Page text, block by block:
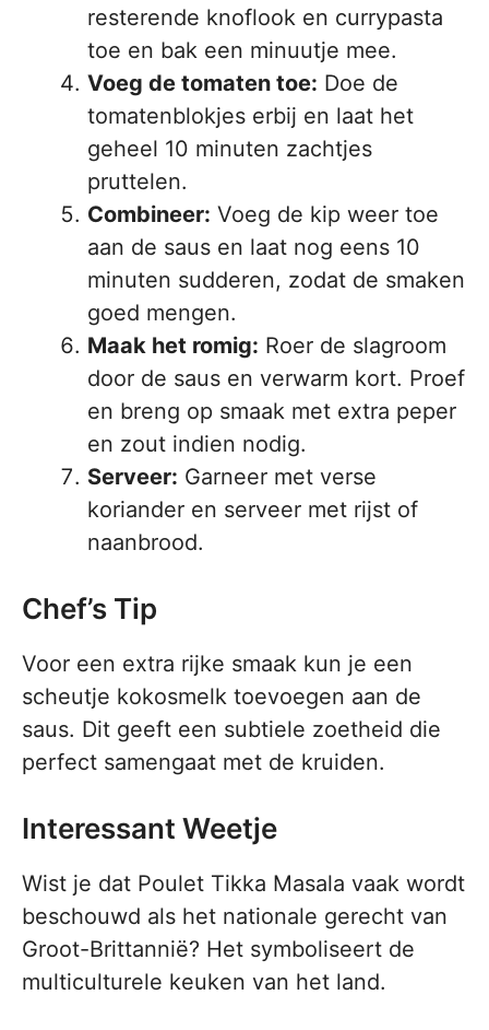
resterende knoflook en currypasta
toe en bak een minuutje mee.
Voeg de tomaten toe: Doe de
tomatenblokjes erbij en laat het
geheel 10 minuten zachtjes
pruttelen.
Combineer: Voeg de kip weer toe
aan de saus en laat nog eens 10
minuten sudderen, zodat de smaken
goed mengen.
Maak het romig: Roer de slagroom
door de saus en verwarm kort. Proef
en breng op smaak met extra peper
en zout indien nodig.
Serveer: Garneer met verse
koriander en serveer met rijst of
naanbrood.
Chef’s Tip
Voor een extra rijke smaak kun je een
scheutje kokosmelk toevoegen aan de
saus. Dit geeft een subtiele zoetheid die
perfect samengaat met de kruiden.
Interessant Weetje
Wist je dat Poulet Tikka Masala vaak wordt
beschouwd als het nationale gerecht van
Groot-Brittannië? Het symboliseert de
multiculturele keuken van het land.